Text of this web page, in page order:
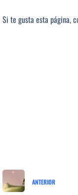
Si te gusta esta página,
ANTERIOR